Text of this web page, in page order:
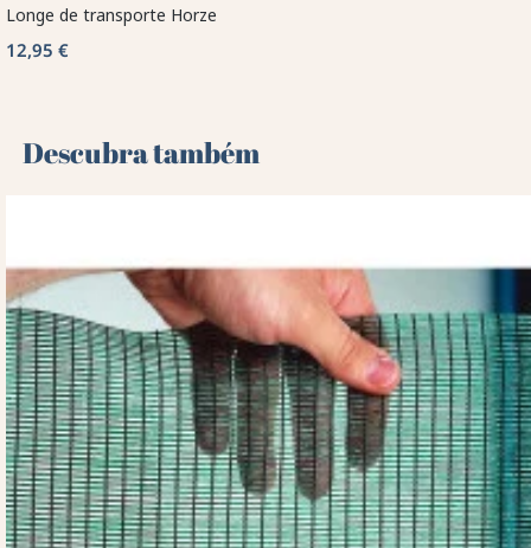
Longe de transporte Horze
12,95 €
Descubra também 🌻